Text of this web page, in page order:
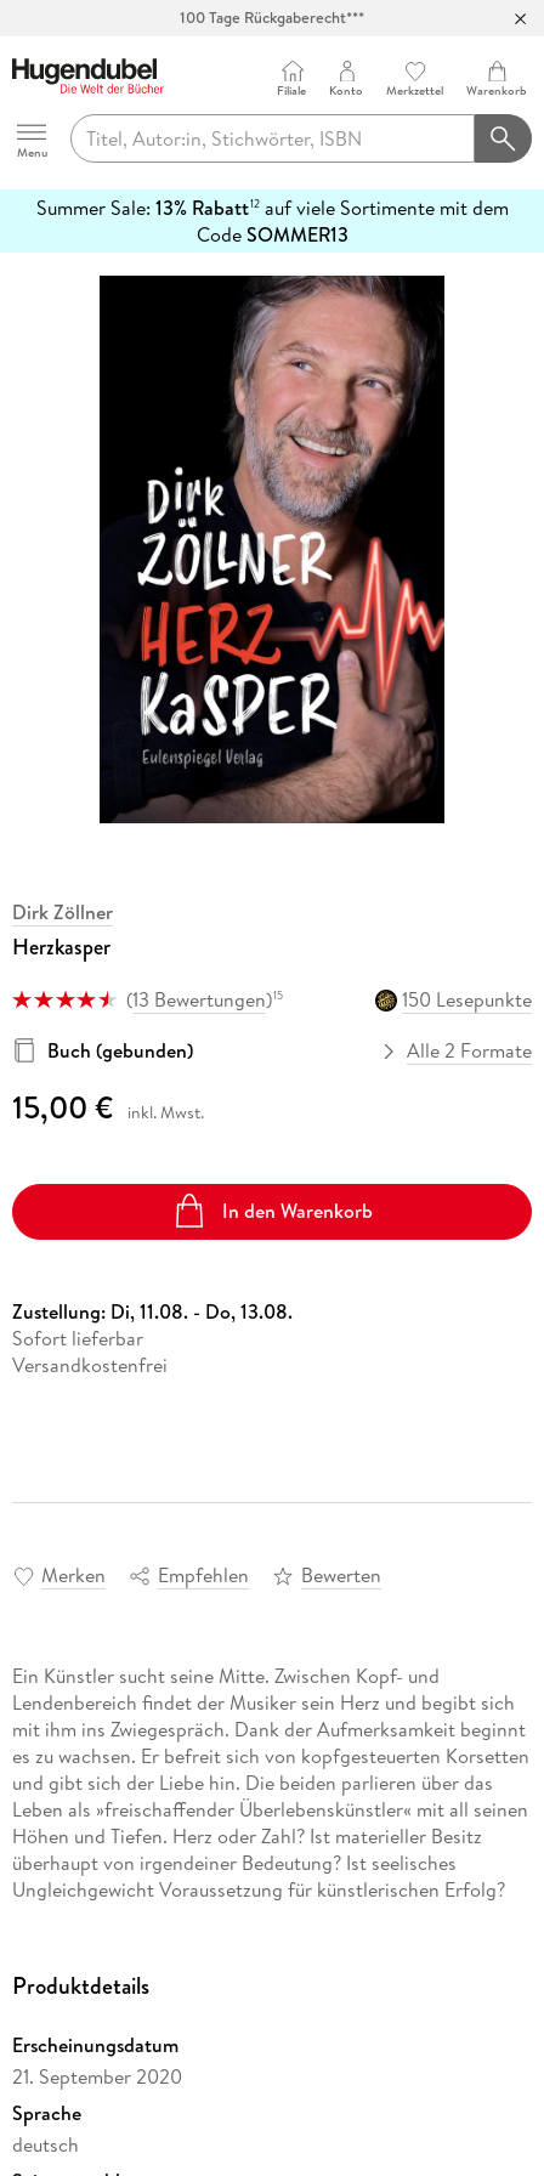
100 Tage Rückgaberecht***
Hugendubel
Menu
Filiale Konto Merkzettel Warenkorb
Summer Sale: 13% Rabatt12auf viele Sortimente mit dem
CodeSOMMER13
erfahren
Dirk Zöllner
Herzkasper
(13 Bewertungen)15
150 Lesepunkte
Buch (gebunden)
Alle 2 Formate
15,00 € inkl. Mwst.
In den Warenkorb
Zustellung: Di, 11.08. - Do, 13.08.
Sofort lieferbar
Versandkostenfrei
Merken Empfehlen Bewerten
Ein Künstler sucht seine Mitte. Zwischen Kopf- und
Lendenbereich findet der Musiker sein Herz und begibt sich
mit ihm ins Zwiegespräch. Dank der Aufmerksamkeit beginnt
es zu wachsen. Er befreit sich von kopfgesteuerten Korsetten
und gibt sich der Liebe hin. Die beiden parlieren über das
Leben als »freischaffender Überlebenskünstler« mit all seinen
Höhen und Tiefen. Herz oder Zahl? Ist materieller Besitz
überhaupt von irgendeiner Bedeutung? Ist seelisches
Ungleichgewicht Voraussetzung für künstlerischen Erfolg?
durchzuhalten? Wie schaffen es Musiker, ohne Konzerte und
abzugleiten? Was macht die Corona-Krise mit Künstlern und
Publikum? Diese herzerfrischenden und herzgesteuerten
philosophischen und zeitdokumentarischen Betrachtungen
eines optimistischen Träumers kämen nicht von Dirk Zöllner,
wenn es darin nicht zuallererst um Musik und Musiker ginge.
Produktdetails
Erscheinungsdatum
21. September 2020
Sprache
deutsch